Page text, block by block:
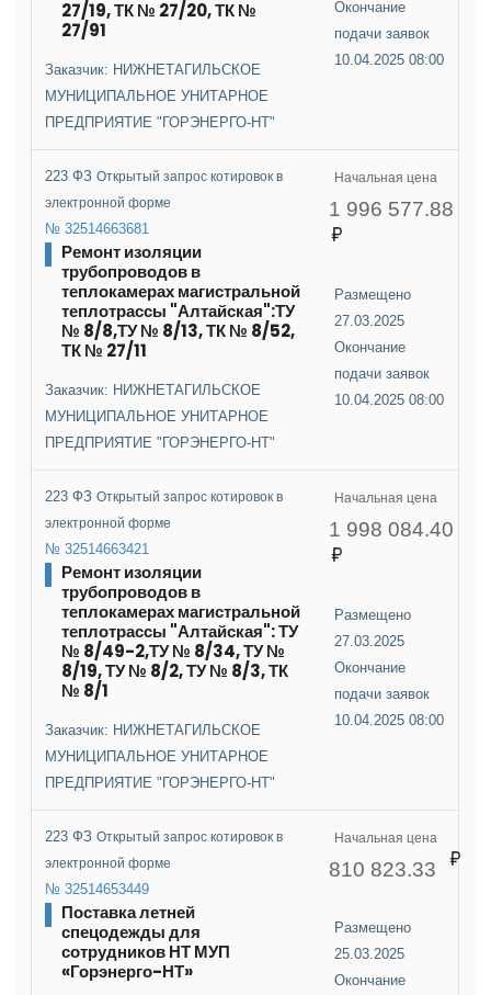
27/19, ТК № 27/20, ТК №
27/91
Заказчик: НИЖНЕТАГИЛЬСКОЕ
МУНИЦИПАЛЬНОЕ УНИТАРНОЕ
ПРЕДПРИЯТИЕ "ГОРЭНЕРГО-НТ"
Окончание
подачи заявок
10.04.2025 08:00
223 ФЗОткрытый запрос котировок в
электронной форме
№ 32514663681
Ремонт изоляции
трубопроводов в
теплокамерах магистральной
теплотрассы "Алтайская":ТУ
№ 8/8,ТУ № 8/13, ТК № 8/52,
ТК № 27/11
Заказчик: НИЖНЕТАГИЛЬСКОЕ
МУНИЦИПАЛЬНОЕ УНИТАРНОЕ
ПРЕДПРИЯТИЕ "ГОРЭНЕРГО-НТ"
Начальная цена
1 996 577.88
Размещено
27.03.2025
Окончание
подачи заявок
10.04.2025 08:00
223 ФЗОткрытый запрос котировок в
электронной форме
№ 32514663421
Ремонт изоляции
трубопроводов в
теплокамерах магистральной
теплотрассы "Алтайская": ТУ
№ 8/49-2,ТУ № 8/34, ТУ №
8/19, ТУ № 8/2, ТУ № 8/3, ТК
№ 8/1
Заказчик: НИЖНЕТАГИЛЬСКОЕ
МУНИЦИПАЛЬНОЕ УНИТАРНОЕ
ПРЕДПРИЯТИЕ "ГОРЭНЕРГО-НТ"
Начальная цена
1 998 084.40
Размещено
27.03.2025
Окончание
подачи заявок
10.04.2025 08:00
223 ФЗОткрытый запрос котировок в
электронной форме
№ 32514653449
Поставка летней
спецодежды для
сотрудников НТ МУП
«Горэнерго-НТ»
Начальная цена
810 823.33
Размещено
25.03.2025
Окончание